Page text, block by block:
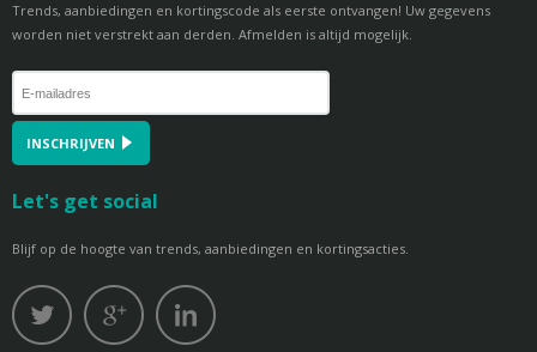
Trends, aanbiedingen en kortingscode als eerste ontvangen! Uw gegevens
worden niet verstrekt aan derden. Afmelden is altijd mogelijk.
INSCHRIJVEN
Let's get social
Blijf op de hoogte van trends, aanbiedingen en kortingsacties.